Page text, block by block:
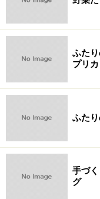
ふた
プリカ
ふた
手づ
グ